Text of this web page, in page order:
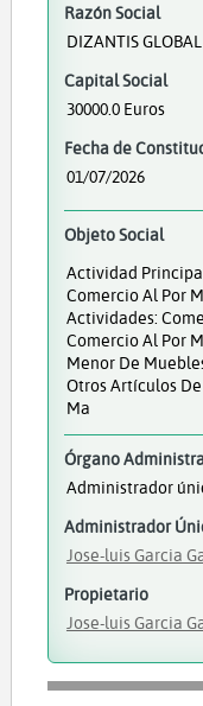
Razón Social
DIZANTIS
Capital Social
30000.0 Euros
Fecha de
01/07/2026
Objeto Social
Actividad
Comercio Al Por
Actividades:
Comercio Al Por
Menor De
Otros Artículos
Ma
Órgano
Administrador
Administrador
Jose-luis Garcia
Propietario
Jose-luis Garcia